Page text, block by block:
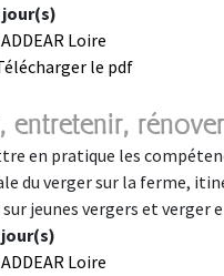
jour(s)
ADDEAR Loire
le pdf
entretenir,
en pratique les
du verger sur la ferme,
jeunes vergers et verger
jour(s)
ADDEAR Loire